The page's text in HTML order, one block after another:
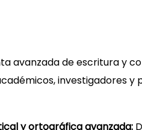
avanzada de escritura y
investigadores y
y ortográfica avanzada: